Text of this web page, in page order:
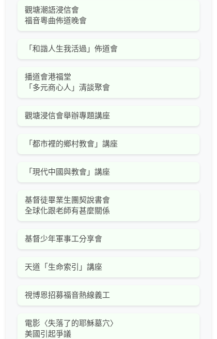
觀塘潮語浸信會
福音粵曲佈道晚會
「和諧人生我活過」佈道會
播道會港福堂
「多元商心人」清談聚會
觀塘浸信會舉辦專題講座
「都市裡的鄉村教會」講座
「現代中國與教會」講座
基督徒畢業生團契說書會
全球化跟老師有甚麼關係
基督少年軍事工分享會
天道「生命索引」講座
視博恩招募福音熱線義工
電影〈失落了的耶穌墓穴〉
美國引起爭議